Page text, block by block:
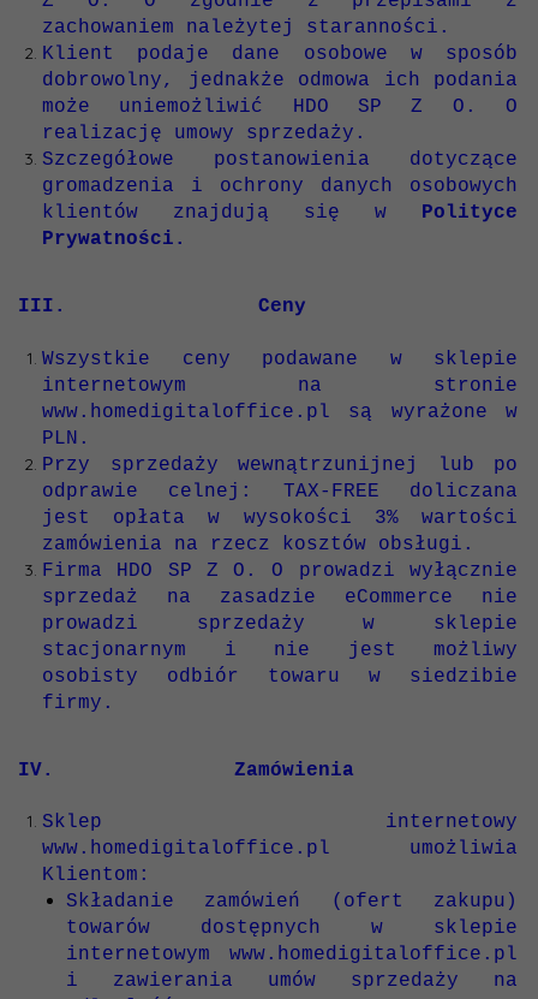
zachowaniem należytej staranności.
Klient podaje dane osobowe w sposób
dobrowolny, jednakże odmowa ich podania
może uniemożliwić HDO SP Z O. O
realizację umowy sprzedaży.
Szczegółowe postanowienia dotyczące
gromadzenia i ochrony danych osobowych
klientów znajdują się w Polityce
Prywatności.
III. Ceny
Wszystkie ceny podawane w sklepie
internetowym na stronie
www.homedigitaloffice.pl są wyrażone w
PLN.
Przy sprzedaży wewnątrzunijnej lub po
odprawie celnej: TAX-FREE doliczana
jest opłata w wysokości 3% wartości
zamówienia na rzecz kosztów obsługi.
Firma HDO SP Z O. O prowadzi wyłącznie
sprzedaż na zasadzie eCommerce nie
prowadzi sprzedaży w sklepie
stacjonarnym i nie jest możliwy
osobisty odbiór towaru w siedzibie
firmy.
IV. Zamówienia
Sklep internetowy
www.homedigitaloffice.pl umożliwia
Klientom:
Składanie zamówień (ofert zakupu)
towarów dostępnych w sklepie
internetowym www.homedigitaloffice.pl
i zawierania umów sprzedaży na